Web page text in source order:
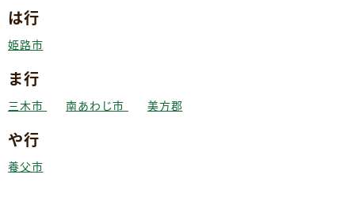
は行
姫路市
ま行
三木市 南あわじ市 美方郡
や行
養父市